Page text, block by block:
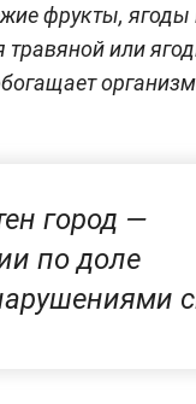
фрукты, ягоды
травяной или
организм
город —
по доле